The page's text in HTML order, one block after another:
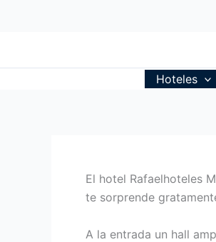
Hoteles
El hotel Rafaelhoteles
te sorprende
A la entrada un hall